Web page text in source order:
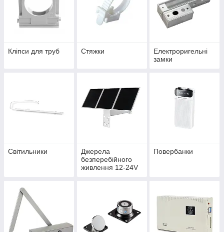
Кліпси для труб Стяжки
Електроригельні
замки
Світильники
Джерела
безперебійного
живлення 12-24V
Повербанки